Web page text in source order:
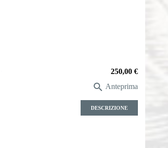
Prezzo
250,00 €
 Anteprima
DESCRIZIONE